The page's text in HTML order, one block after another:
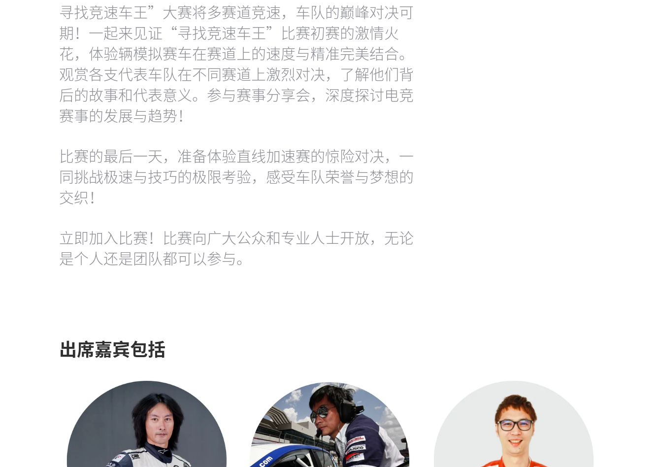
寻找竞速车王”大赛将多赛道竞速，车队的巅峰对决可
期！一起来见证“寻找竞速车王”比赛初赛的激情火
花，体验辆模拟赛车在赛道上的速度与精准完美结合。
观赏各支代表车队在不同赛道上激烈对决，了解他们背
后的故事和代表意义。参与赛事分享会，深度探讨电竞
赛事的发展与趋势！
比赛的最后一天，准备体验直线加速赛的惊险对决，一
同挑战极速与技巧的极限考验，感受车队荣誉与梦想的
交织！
立即加入比赛！比赛向广大公众和专业人士开放，无论
是个人还是团队都可以参与。
出席嘉宾包括